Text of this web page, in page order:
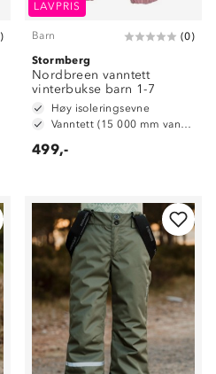
)
LAVPRIS
Barn (0)
Stormberg
Nordbreen vanntett
vinterbukse barn 1-7
Høy isoleringsevne
Vanntett (15 000 mm vannsøyle)
499,-